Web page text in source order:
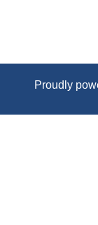
Proudly